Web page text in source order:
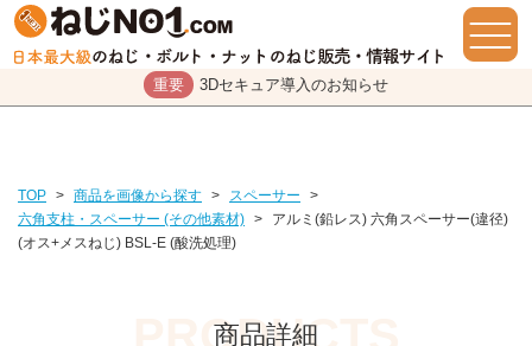
重要 3Dセキュア導入のお知らせ
TOP > 商品を画像から探す > スペーサー
>
六角支柱・スペーサー (その他素材) >
アルミ(鉛レス) 六角スペーサー(違径)
(オス+メスねじ) BSL-E (酸洗処理)
商品詳細